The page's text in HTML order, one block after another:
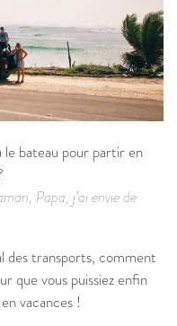
le bateau pour partir en
Papa, j’ai envie de
des transports, comment
que vous puissiez enfin
vacances !